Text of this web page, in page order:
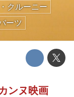
クルーニー
ーツ
ンヌ映画